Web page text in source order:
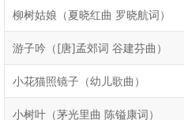
柳树姑娘（夏晓红曲 罗晓航词）
游子吟（[唐]孟郊词 谷建芬曲）
小花猫照镜子（幼儿歌曲）
小树叶（茅光里曲 陈镒康词）